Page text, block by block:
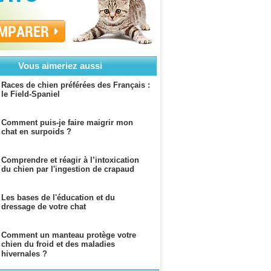
Vous aimeriez aussi
Races de chien préférées des Français :
le Field-Spaniel
Comment puis-je faire maigrir mon
chat en surpoids ?
Comprendre et réagir à l’intoxication
du chien par l'ingestion de crapaud
Les bases de l'éducation et du
dressage de votre chat
Comment un manteau protège votre
chien du froid et des maladies
hivernales ?